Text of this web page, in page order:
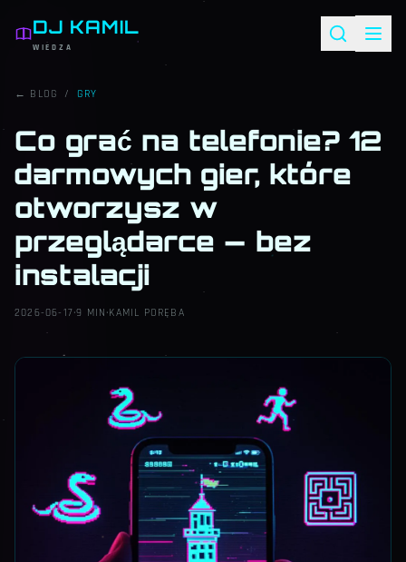
DJ KAMIL
WIEDZA
← BLOG / GRY
Co grać na telefonie? 12
darmowych gier, które
otworzysz w
przeglądarce — bez
instalacji
2026-06-17·9 MIN ·KAMIL PORĘBA